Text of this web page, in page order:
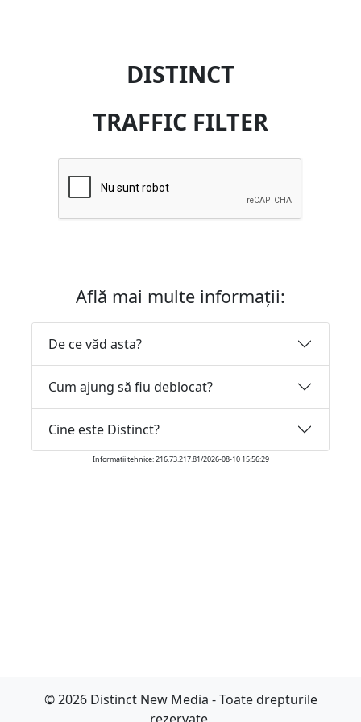
DISTINCT
TRAFFIC FILTER
Află mai multe informații:
De ce văd asta?
Cum ajung să fiu deblocat?
Cine este Distinct?
Informatii tehnice: 216.73.217.81/2026-08-10 15:56:29
© 2026 Distinct New Media - Toate drepturile